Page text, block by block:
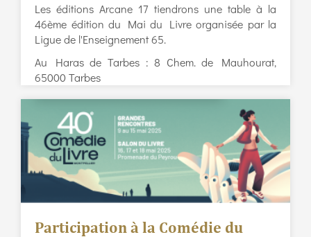
Les éditions Arcane 17 tiendrons une table à la
46ème édition du Mai du Livre organisée par la
Ligue de l'Enseignement 65.
Au Haras de Tarbes : 8 Chem. de Mauhourat,
65000 Tarbes
Participation à la Comédie du